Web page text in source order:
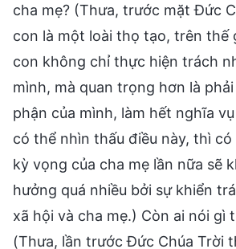
cha mẹ? (Thưa, trước mặt Đức
con là một loài thọ tạo, trên thế
con không chỉ thực hiện trách
mình, mà quan trọng hơn là
phận của mình, làm hết nghĩa
có thể nhìn thấu điều này, thì
kỳ vọng của cha mẹ lần nữa sẽ
hưởng quá nhiều bởi sự khiển
xã hội và cha mẹ.) Còn ai nói gì
(Thưa, lần trước Đức Chúa Trời